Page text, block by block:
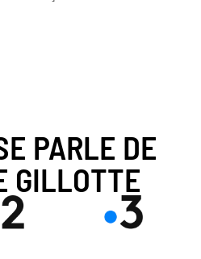
PARLE DE
GILLOTTE